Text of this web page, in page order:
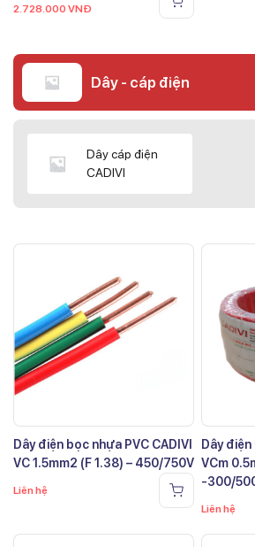
2.728.000 VNĐ
Dây - cáp điện
Dây cáp điện
CADIVI
Dây điện bọc nhựa PVC CADIVI
VC 1.5mm2 (F 1.38) – 450/750V
Liên hệ
Dây điện
VCm
-300/
Liên hệ